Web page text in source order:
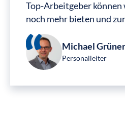
Top-Arbeitgeber können
noch mehr bieten und
Michael Grüner
Personalleiter